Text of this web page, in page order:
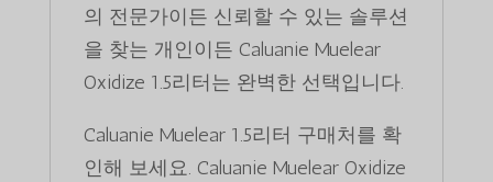
의 전문가이든 신뢰할 수 있는 솔루션
을 찾는 개인이든 Caluanie Muelear
Oxidize 1.5리터는 완벽한 선택입니다.
Caluanie Muelear 1.5리터 구매처를 확
인해 보세요. Caluanie Muelear Oxidize